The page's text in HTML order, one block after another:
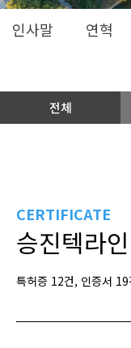
인사말 연혁
전체
CERTIFICATE
승진텍라
특허증 12건, 인증서